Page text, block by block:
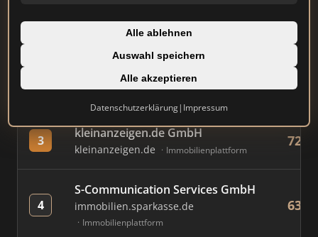
Alle ablehnen
Auswahl speichern
Alle akzeptieren
Datenschutzerklärung| Impressum
immowelt.de Immobilienplattform
Immobilien Scout GmbH
immobilienscout24.de
Immobilienplattform
792
3 kleinanzeigen.de GmbH
kleinanzeigen.de Immobilienplattform
721
4
S-Communication Services GmbH
immobilien.sparkasse.de
Immobilienplattform
635